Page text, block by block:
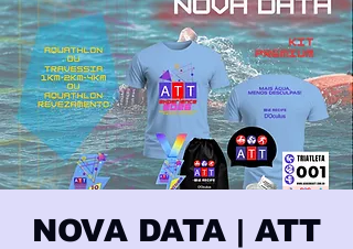
NOVA DATA | ATT